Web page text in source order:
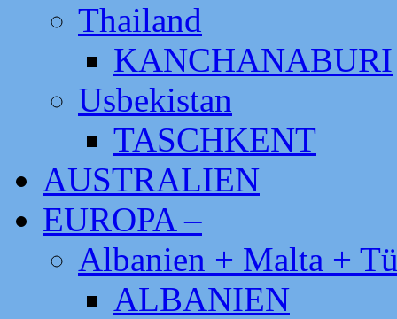
Thailand
KANCHANABURI
Usbekistan
TASCHKENT
AUSTRALIEN
EUROPA –
Albanien + Malta +
ALBANIEN